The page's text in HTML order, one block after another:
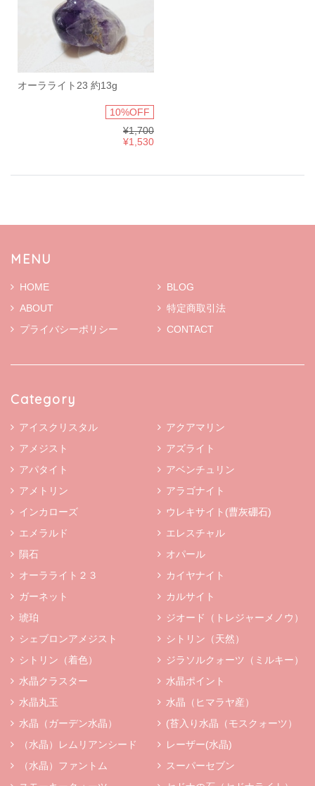
オーラライト23 約13g
10%OFF
¥1,700
¥1,530
MENU
HOME
BLOG
ABOUT
特定商取引法
プライバシーポリシー
CONTACT
Category
アイスクリスタル
アクアマリン
アメジスト
アズライト
アパタイト
アベンチュリン
アメトリン
アラゴナイト
インカローズ
ウレキサイト(曹灰硼石)
エメラルド
エレスチャル
隕石
オパール
オーラライト２３
カイヤナイト
ガーネット
カルサイト
琥珀
ジオード（トレジャーメノウ）
シェブロンアメジスト
シトリン（天然）
シトリン（着色）
ジラソルクォーツ（ミルキー）
水晶クラスター
水晶ポイント
水晶丸玉
水晶（ヒマラヤ産）
水晶（ガーデン水晶）
(苔入り水晶（モスクォーツ）
（水晶）レムリアンシード
レーザー(水晶)
（水晶）ファントム
スーパーセブン